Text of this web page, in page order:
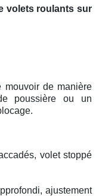
volets roulants sur
mouvoir de manière
poussière ou un
volet stoppé
ajustement